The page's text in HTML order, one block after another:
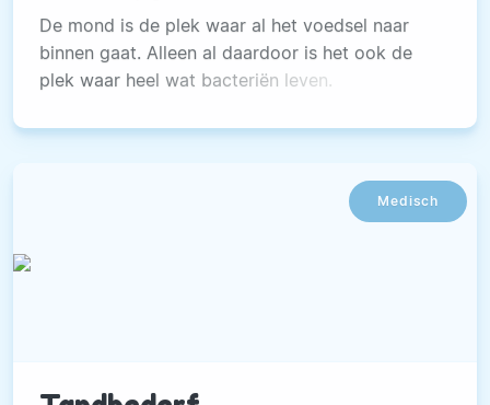
De mond is de plek waar al het voedsel naar
binnen gaat. Alleen al daardoor is het ook de
plek waar heel wat bacteriën leven.
Medisch